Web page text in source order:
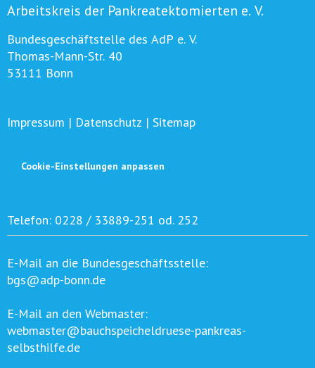
Arbeitskreis der Pankreatektomierten e. V.
Bundesgeschäftstelle des AdP e. V.
Thomas-Mann-Str. 40
53111 Bonn
Impressum | Datenschutz | Sitemap
Cookie-Einstellungen anpassen
Telefon: 0228 / 33889-251 od. 252
E-Mail an die Bundesgeschäftsstelle:
bgs@adp-bonn.de
E-Mail an den Webmaster:
webmaster@bauchspeicheldruese-pankreas-
selbsthilfe.de